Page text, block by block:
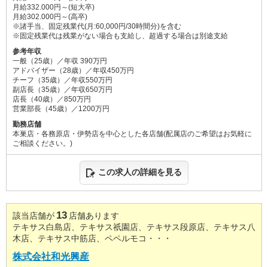
月給332.000円～(短大卒)
月給302.000円～(高卒)
※諸手当、固定残業代(月:60,000円/30時間分)を含む
※固定残業代は残業がない場合も支給し、超過する場合は別途支給
参考年収
一般（25歳）／年収 390万円
アドバイザー（28歳）／年収450万円
チーフ（35歳）／年収550万円
副店長（35歳）／年収650万円
店長（40歳）／850万円
営業部長（45歳）／1200万円
勤務店舗
本巣店・各務原店・伊勢店を中心とした各店舗(配属店のご希望はお気軽に
ご相談ください。)
この求人の詳細を見る
該当店舗が 13 店舗あります
テキサス白島店、テキサス祇園店、テキサス段原店、テキサス八
木店、テキサス中筋店、ペペルモコ・・・
株式会社和光興産